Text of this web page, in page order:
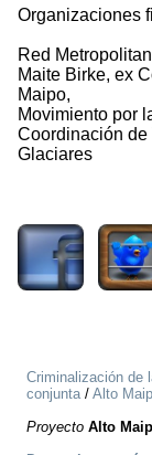
Organizaciones
Red
Maite Birke, ex
Maipo,
Movimiento por
Coordinación de
Glaciares
Criminalización de
conjunta/ Alto
Proyecto Alto